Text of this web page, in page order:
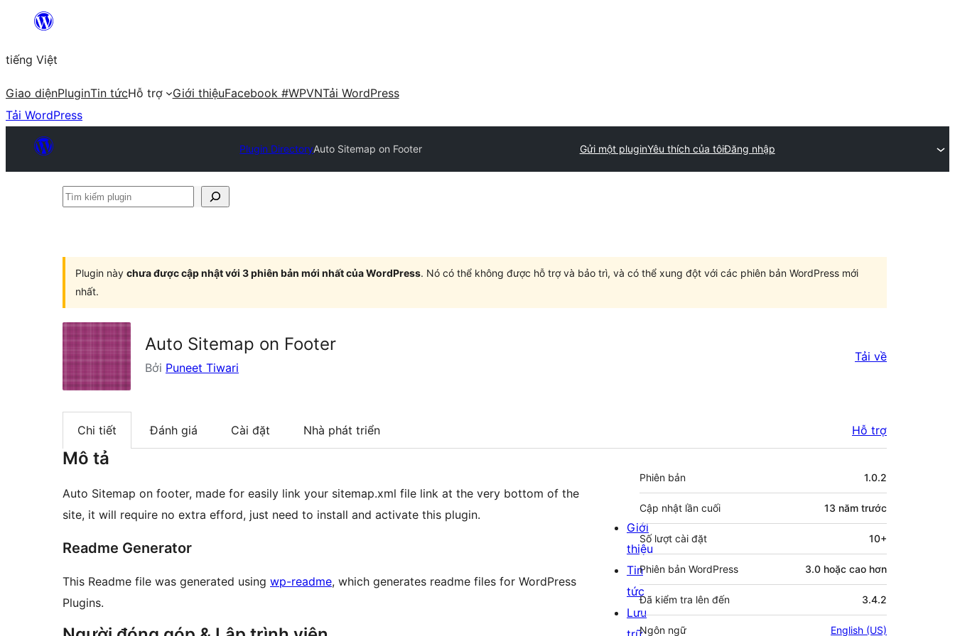
Chuyển
phần
nội
dung
tiếng Việt
Giao diệnPluginTin tứcHỗ trợ Giới thiệuFacebook #WPVNTải WordPress
Tải WordPress
Plugin DirectoryAuto Sitemap on Footer Gửi một pluginYêu thích của tôiĐăng nhập
Tìm
Plugin này chưa được cập nhật với 3 phiên bản mới nhất của WordPress. Nó có thể không được hỗ trợ và bảo trì, và có thể xung đột với các phiên bản WordPress mới
nhất.
Auto Sitemap on Footer
Bởi Puneet Tiwari
Tải về
Chi tiết Đánh giá Cài đặt Nhà phát triển Hỗ trợ
Mô tả
Auto Sitemap on footer, made for easily link your sitemap.xml file link at the very bottom of the
site, it will require no extra efford, just need to install and activate this plugin.
Readme Generator
This Readme file was generated using wp-readme, which generates readme files for WordPress
Plugins.
Meta
Phiên bản 1.0.2
Cập nhật lần cuối 13 năm trước
Số lượt cài đặt 10+
Phiên bản WordPress 3.0 hoặc cao hơn
Đã kiểm tra lên đến 3.4.2
Ngôn ngữ English (US)
Giới
thiệu
Tin
tức
Lưu